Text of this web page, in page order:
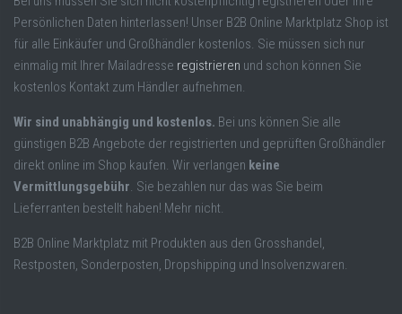
Persönlichen Daten hinterlassen! Unser B2B Online Marktplatz Shop ist
für alle Einkäufer und Großhändler kostenlos. Sie müssen sich nur
einmalig mit Ihrer Mailadresse registrieren und schon können Sie
kostenlos Kontakt zum Händler aufnehmen.
Wir sind unabhängig und kostenlos. Bei uns können Sie alle
günstigen B2B Angebote der registrierten und geprüften Großhändler
direkt online im Shop kaufen. Wir verlangen keine
Vermittlungsgebühr. Sie bezahlen nur das was Sie beim
Lieferranten bestellt haben! Mehr nicht.
B2B Online Marktplatz mit Produkten aus den Grosshandel,
Restposten, Sonderposten, Dropshipping und Insolvenzwaren.